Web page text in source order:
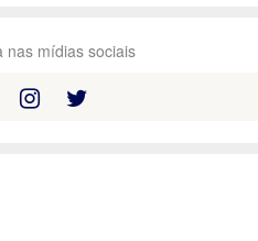
nas mídias sociais